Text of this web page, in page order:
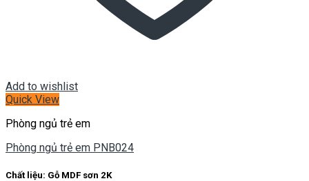
Add to wishlist
Quick View
Phòng ngủ trẻ em
Phòng ngủ trẻ em PNB024
Chất liệu: Gỗ MDF sơn 2K